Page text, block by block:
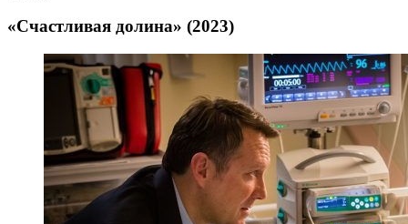
«Счастливая долина» (2023)